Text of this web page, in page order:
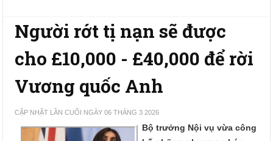
Người rớt tị nạn sẽ được
cho £10,000 - £40,000 để rời
Vương quốc Anh
CẬP NHẬT LẦN CUỐI NGÀY 06 THÁNG 3 2026
Bộ trưởng Nội vụ vừa công